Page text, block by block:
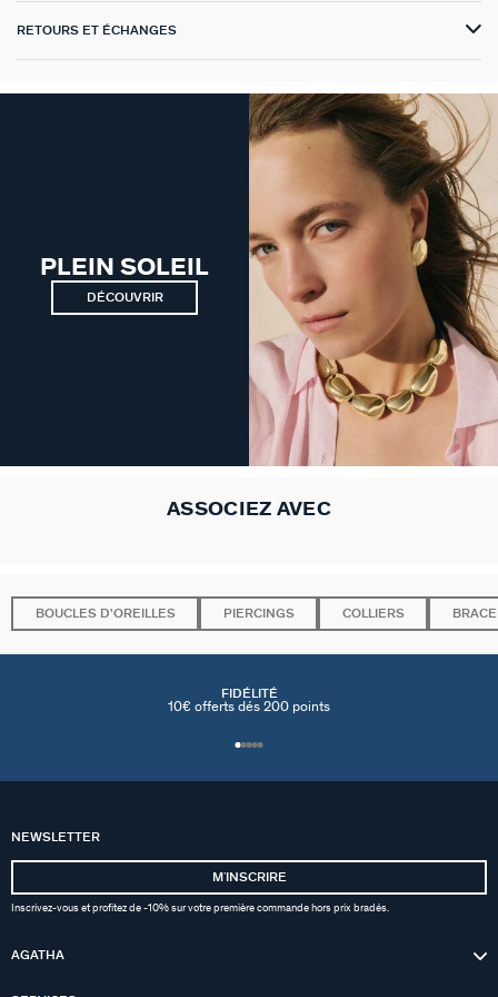
VICTOIRE
RETOURS ET ÉCHANGES
PLEIN SOLEIL
DÉCOUVRIR
ASSOCIEZ AVEC
BOUCLES D'OREILLES PIERCINGS COLLIERS
FIDÉLITÉ
10€ offerts dés 200 points
NEWSLETTER
MʼINSCRIRE
Inscrivez-vous et profitez de -10% sur votre première commande hors prix bradés.
AGATHA